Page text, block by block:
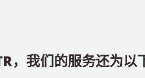
，我们的服务还为